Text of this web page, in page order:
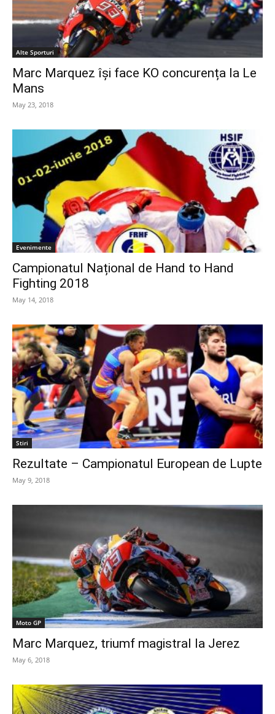
Alte Sporturi
Marc Marquez își face KO concurența la Le
Mans
May 23, 2018
Evenimente
Campionatul Național de Hand to Hand
Fighting 2018
May 14, 2018
Stiri
Rezultate – Campionatul European de Lupte
May 9, 2018
Moto GP
Marc Marquez, triumf magistral la Jerez
May 6, 2018